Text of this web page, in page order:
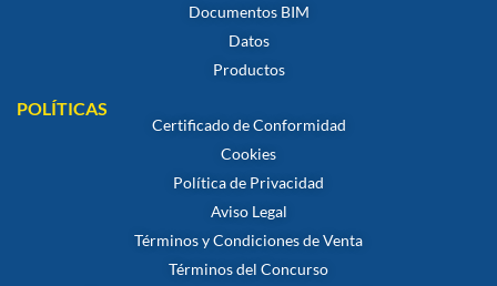
Documentos BIM
Datos
Productos
POLÍTICAS
Certificado de Conformidad
Cookies
Política de Privacidad
Aviso Legal
Términos y Condiciones de Venta
Términos del Concurso